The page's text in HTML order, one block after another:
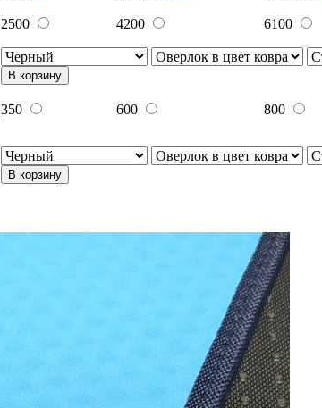
2500 4200 6100
В корзину
350 600 800
В корзину